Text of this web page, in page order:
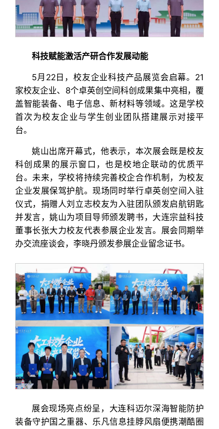
科技赋能激活产研合作发展动能
5月22日，校友企业科技产品展览会启幕。21
家校友企业、8个卓英创空间科创成果集中亮相，覆
盖智能装备、电子信息、新材料等领域。这是学校
首次为校友企业与学生创业团队搭建展示对接平
台。
姚山出席开幕式，他表示，本次展会既是校友
科创成果的展示窗口，也是校地企联动的优质平
台。未来，学校将持续完善校企合作机制，为校友
企业发展保驾护航。现场同时举行卓英创空间入驻
仪式，捐赠人刘立志校友为入驻团队颁发启航钥匙
并发言，姚山为项目导师颁发聘书，大连宗益科技
董事长张大力校友代表参展企业发言。展会同期举
办交流座谈会，李晓丹颁发参展企业留念证书。
展会现场亮点纷呈，大连科迈尔深海智能防护
装备守护国之重器、乐凡信息挂脖风扇便携潮酷圈